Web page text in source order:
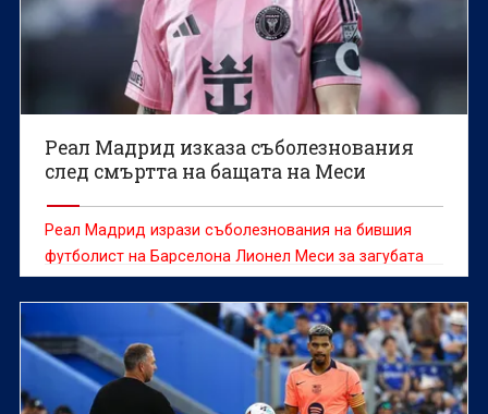
Реал Мадрид изказа съболезнования
след смъртта на бащата на Меси
Реал Мадрид изрази съболезнования на бившия
футболист на Барселона Лионел Меси за загубата
на баща му